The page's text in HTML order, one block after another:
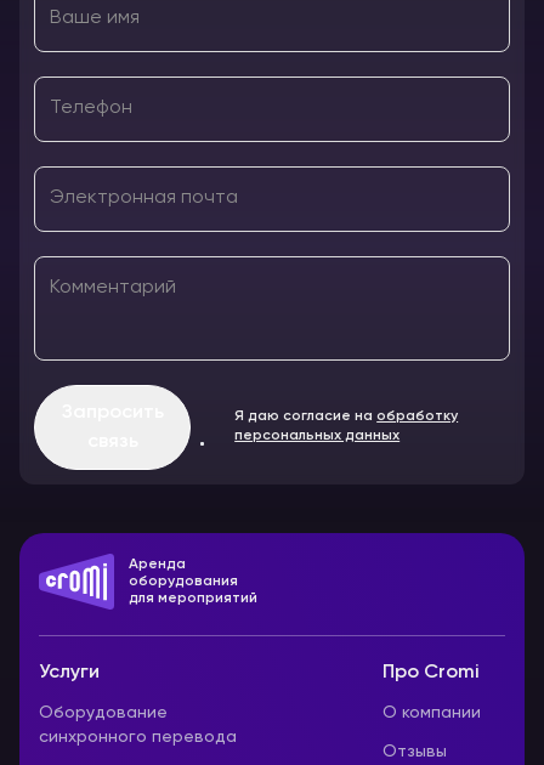
Ваше имя
Телефон
Электронная почта
Комментарий
Я даю согласие наобработку
персональных данных
Аренда
оборудования
для мероприятий
Услуги
Оборудование
синхронного перевода
Про Cromi
О компании
Отзывы